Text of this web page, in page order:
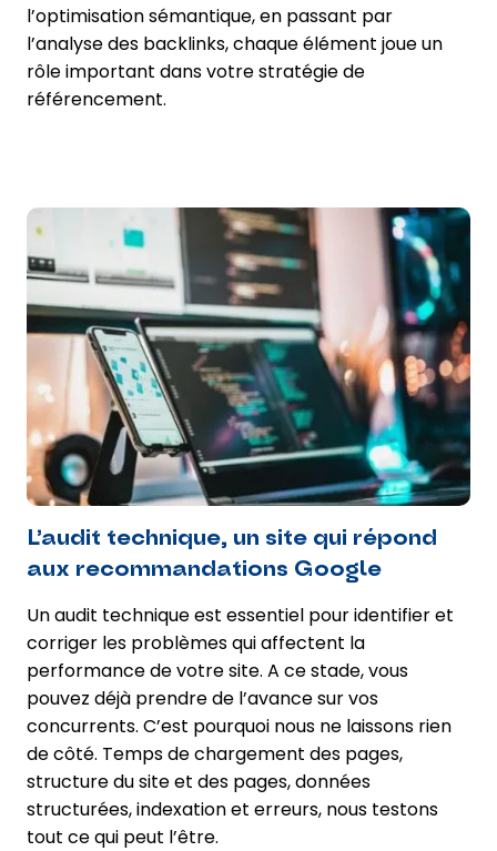
l’optimisation sémantique, en passant par
l’analyse des backlinks, chaque élément joue un
rôle important dans votre stratégie de
référencement.
L’audit technique, un site qui répond
aux recommandations Google
Un audit technique est essentiel pour identifier et
corriger les problèmes qui affectent la
performance de votre site. A ce stade, vous
pouvez déjà prendre de l’avance sur vos
concurrents. C’est pourquoi nous ne laissons rien
de côté. Temps de chargement des pages,
structure du site et des pages, données
structurées, indexation et erreurs, nous testons
tout ce qui peut l’être.